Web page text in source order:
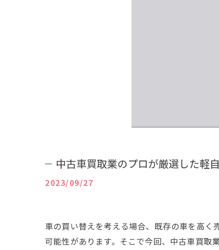
中古車買取業のプロが厳選した軽
2023/09/27
車の買い替えを考える場合、既存の車を高く
可能性があります。そこで今回、中古車買取